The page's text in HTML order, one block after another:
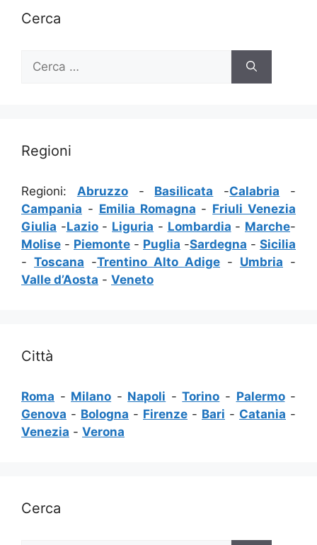
Cerca
per:
Regioni
Regioni: Abruzzo- Basilicata -Calabria -
Campania - Emilia Romagna - Friuli Venezia
Giulia -Lazio- Liguria - Lombardia - Marche-
Molise - Piemonte - Puglia -Sardegna - Sicilia
- Toscana -Trentino Alto Adige - Umbria -
Valle d’Aosta - Veneto
Città
Roma - Milano - Napoli -Torino - Palermo-
Genova - Bologna - Firenze - Bari - Catania -
Venezia - Verona
Cerca